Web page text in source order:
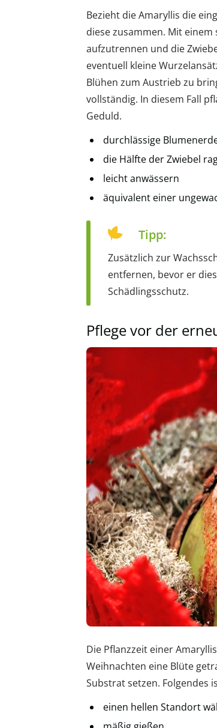
Bezieht die Amaryllis die
diese zusammen. Mit
aufzutrennen und die
eventuell kleine
Blühen zum Austrieb zu
vollständig. In diesem Fall
Geduld.
durchlässige
die Hälfte der Zwiebel
leicht anwässern
äquivalent einer
Tipp:
Zusätzlich zur
entfernen, bevor er
Schädlingsschutz.
Pflege vor der
Die Pflanzzeit einer
Weihnachten eine Blüte
Substrat setzen. Folgendes
einen hellen Standort